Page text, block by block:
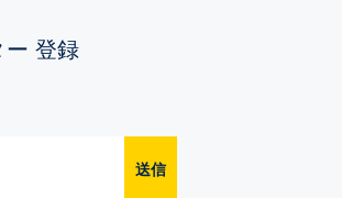
ー 登録
送信